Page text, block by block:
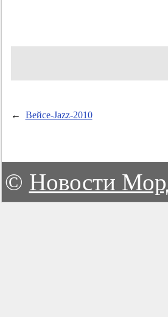
← Вейсе-Jazz-2010
© Новости